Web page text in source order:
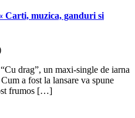
Carti, muzica, ganduri si
drag”, un maxi-single de iarna
a fost la lansare va spune
frumos […]